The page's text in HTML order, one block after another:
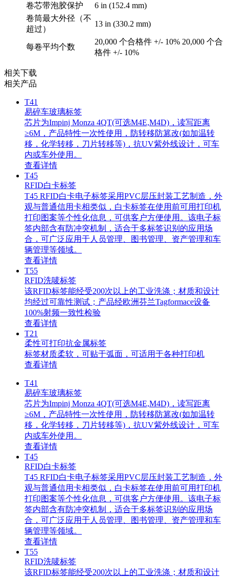
卷芯带泡胶保护
6 in (152.4 mm)
卷筒最大外径（不
超过）
13 in (330.2 mm)
每卷平均个数
20,000 个合格件 +/- 10% 20,000 个合
格件 +/- 10%
相关下载
相关产品
T41
易碎车玻璃标签
芯片为Impinj Monza 4QT(可选M4E,M4D)，读写距离
≥6M，产品特性一次性使用，防转移防篡改(如加温转
移，化学转移，刀片转移等)，抗UV紫外线设计，可车
内或车外使用。
查看详情
T45
RFID白卡标签
T45 RFID白卡电子标签采用PVC层压封装工艺制造，外
观与普通信用卡相类似，白卡标签在使用前可用打印机
打印图案等个性化信息，可供客户方便使用。该电子标
签内部含有防冲突机制，适合于多标签识别的应用场
合，可广泛应用于人员管理、图书管理、资产管理和车
辆管理等领域。
查看详情
T55
RFID洗唛标签
该RFID标签能经受200次以上的工业洗涤；材质和设计
均经过可靠性测试；产品经欧洲芬兰Tagformace设备
100%射频一致性检验
查看详情
T21
柔性可打印抗金属标签
标签材质柔软，可贴于弧面，可适用于各种打印机
查看详情
T41
易碎车玻璃标签
芯片为Impinj Monza 4QT(可选M4E,M4D)，读写距离
≥6M，产品特性一次性使用，防转移防篡改(如加温转
移，化学转移，刀片转移等)，抗UV紫外线设计，可车
内或车外使用。
查看详情
T45
RFID白卡标签
T45 RFID白卡电子标签采用PVC层压封装工艺制造，外
观与普通信用卡相类似，白卡标签在使用前可用打印机
打印图案等个性化信息，可供客户方便使用。该电子标
签内部含有防冲突机制，适合于多标签识别的应用场
合，可广泛应用于人员管理、图书管理、资产管理和车
辆管理等领域。
查看详情
T55
RFID洗唛标签
该RFID标签能经受200次以上的工业洗涤；材质和设计